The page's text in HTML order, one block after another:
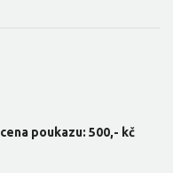
cena poukazu: 500,- kč